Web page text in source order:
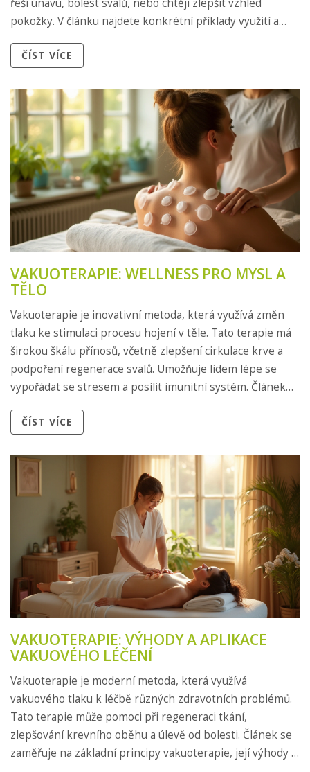
řeší únavu, bolest svalů, nebo chtějí zlepšit vzhled
pokožky. V článku najdete konkrétní příklady využití a
Přidávám i fakta a upozornění, komu se tato terapie
ČÍST VÍCE
VAKUOTERAPIE: WELLNESS PRO MYSL A
TĚLO
Vakuoterapie je inovativní metoda, která využívá změn
tlaku ke stimulaci procesu hojení v těle. Tato terapie má
širokou škálu přínosů, včetně zlepšení cirkulace krve a
podpoření regenerace svalů. Umožňuje lidem lépe se
vypořádat se stresem a posílit imunitní systém. Článek
tipy pro ty, kdo se zajímají o zlepšení zdraví.
ČÍST VÍCE
VAKUOTERAPIE: VÝHODY A APLIKACE
VAKUOVÉHO LÉČENÍ
Vakuoterapie je moderní metoda, která využívá
vakuového tlaku k léčbě různých zdravotních problémů.
Tato terapie může pomoci při regeneraci tkání,
zlepšování krevního oběhu a úlevě od bolesti. Článek se
zaměřuje na základní principy vakuoterapie, její výhody a